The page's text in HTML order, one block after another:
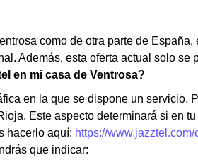
como de otra parte de
Además, esta oferta actual solo se
en mi casa de Ventrosa?
en la que se dispone un servicio.
Este aspecto determinará si en
hacerlo aquí: https://
que indicar: